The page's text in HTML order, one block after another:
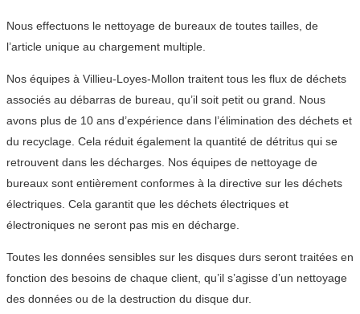
Nous effectuons le nettoyage de bureaux de toutes tailles, de
l’article unique au chargement multiple.
Nos équipes à Villieu-Loyes-Mollon traitent tous les flux de déchets
associés au débarras de bureau, qu’il soit petit ou grand. Nous
avons plus de 10 ans d’expérience dans l’élimination des déchets et
du recyclage. Cela réduit également la quantité de détritus qui se
retrouvent dans les décharges. Nos équipes de nettoyage de
bureaux sont entièrement conformes à la directive sur les déchets
électriques. Cela garantit que les déchets électriques et
électroniques ne seront pas mis en décharge.
Toutes les données sensibles sur les disques durs seront traitées en
fonction des besoins de chaque client, qu’il s’agisse d’un nettoyage
des données ou de la destruction du disque dur.